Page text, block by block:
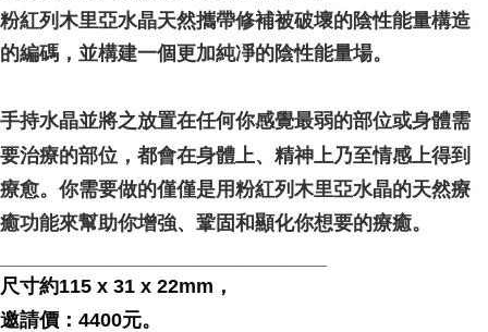
粉紅列木里亞水晶天然攜帶修補被破壞的陰性能量構造
的編碼，並構建一個更加純凈的陰性能量場。
手持水晶並將之放置在任何你感覺最弱的部位或身體需
要治療的部位，都會在身體上、精神上乃至情感上得到
療愈。你需要做的僅僅是用粉紅列木里亞水晶的天然療
癒功能來幫助你增強、鞏固和顯化你想要的療癒。
尺寸約115 x 31 x 22mm，
邀請價：4400元。